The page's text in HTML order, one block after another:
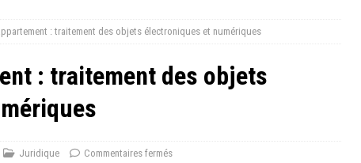
: traitement des objets électroniques et numériques
: traitement des objets
Juridique Commentaires fermés